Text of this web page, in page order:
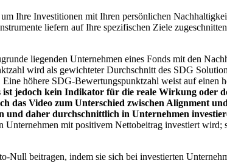
Ihre Investitionen mit Ihren persönlichen
liefern auf Ihre spezifischen Ziele
liegenden Unternehmen eines Fonds mit den
wird als gewichteter Durchschnitt des SDG
höhere SDG-Bewertungspunktzahl weist auf einen
ist jedoch kein Indikator für die reale Wirkung oder
das Video zum Unterschied zwischen Alignment
daher durchschnittlich in Unternehmen
mit positivem Nettobeitrag investiert
Null beitragen, indem sie sich bei investierten